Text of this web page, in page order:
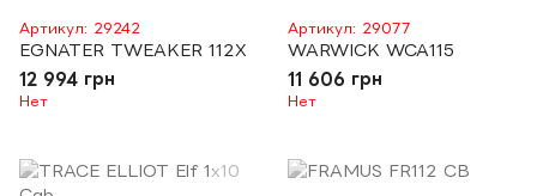
Артикул: 29242
EGNATER TWEAKER 112X
12 994 грн
Нет
Артикул: 29077
WARWICK WCA115
11 606 грн
Нет